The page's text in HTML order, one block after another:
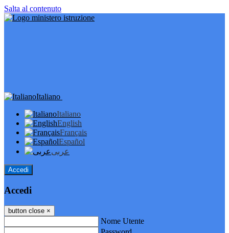
Salta al contenuto
Italiano
Italiano
English
Français
Español
عربى
Accedi
Accedi
button close ×
Nome Utente